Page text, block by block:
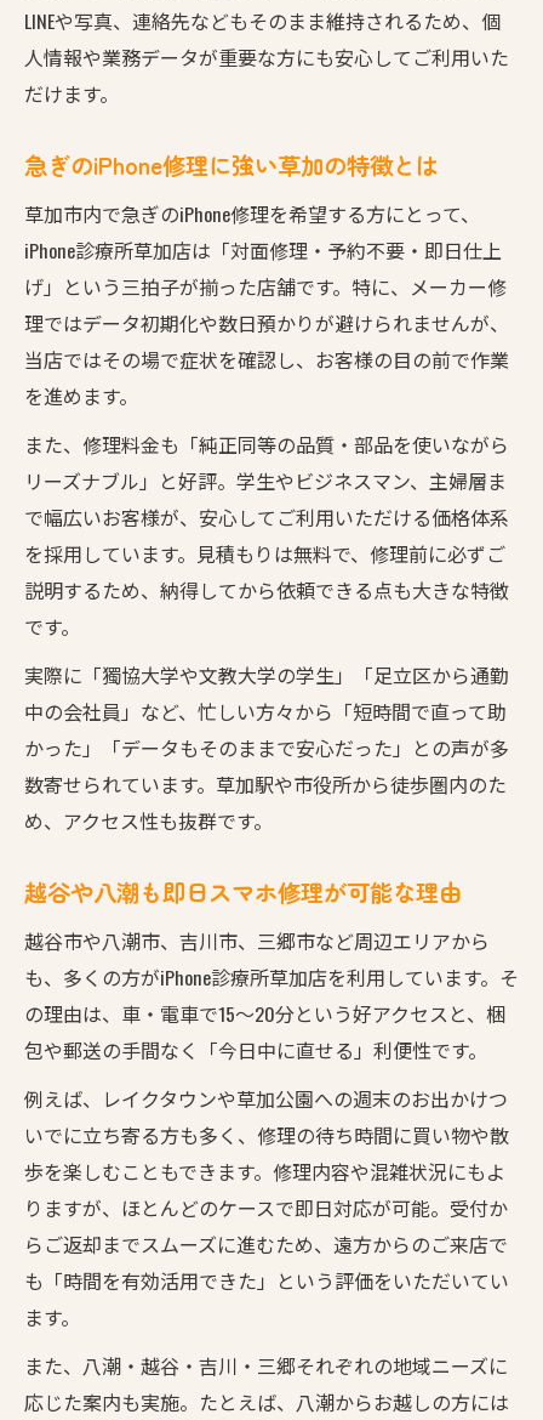
LINEや写真、連絡先などもそのまま維持されるため、個
人情報や業務データが重要な方にも安心してご利用いた
だけます。
急ぎのiPhone修理に強い草加の特徴とは
草加市内で急ぎのiPhone修理を希望する方にとって、
iPhone診療所草加店は「対面修理・予約不要・即日仕上
げ」という三拍子が揃った店舗です。特に、メーカー修
理ではデータ初期化や数日預かりが避けられませんが、
当店ではその場で症状を確認し、お客様の目の前で作業
を進めます。
また、修理料金も「純正同等の品質・部品を使いながら
リーズナブル」と好評。学生やビジネスマン、主婦層ま
で幅広いお客様が、安心してご利用いただける価格体系
を採用しています。見積もりは無料で、修理前に必ずご
説明するため、納得してから依頼できる点も大きな特徴
です。
実際に「獨協大学や文教大学の学生」「足立区から通勤
中の会社員」など、忙しい方々から「短時間で直って助
かった」「データもそのままで安心だった」との声が多
数寄せられています。草加駅や市役所から徒歩圏内のた
め、アクセス性も抜群です。
越谷や八潮も即日スマホ修理が可能な理由
越谷市や八潮市、吉川市、三郷市など周辺エリアから
も、多くの方がiPhone診療所草加店を利用しています。そ
の理由は、車・電車で15〜20分という好アクセスと、梱
包や郵送の手間なく「今日中に直せる」利便性です。
例えば、レイクタウンや草加公園への週末のお出かけつ
いでに立ち寄る方も多く、修理の待ち時間に買い物や散
歩を楽しむこともできます。修理内容や混雑状況にもよ
りますが、ほとんどのケースで即日対応が可能。受付か
らご返却までスムーズに進むため、遠方からのご来店で
も「時間を有効活用できた」という評価をいただいてい
ます。
また、八潮・越谷・吉川・三郷それぞれの地域ニーズに
応じた案内も実施。たとえば、八潮からお越しの方には